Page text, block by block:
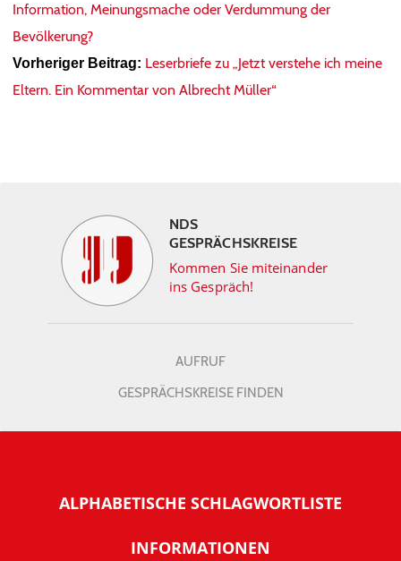
Information, Meinungsmache oder Verdummung der
Bevölkerung?
Vorheriger Beitrag: Leserbriefe zu „Jetzt verstehe ich meine
Eltern. Ein Kommentar von Albrecht Müller“
NDS
GESPRÄCHSKREISE
Kommen Sie miteinander
ins Gespräch!
AUFRUF
GESPRÄCHSKREISE FINDEN
ALPHABETISCHE SCHLAGWORTLISTE
INFORMATIONEN